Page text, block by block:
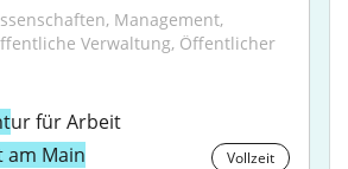
Management,
Verwaltung, Öffentlicher
ur für Arbeit
am Main
Vollzeit